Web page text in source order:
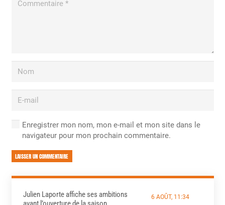
Enregistrer mon nom, mon e-mail et mon site dans le
navigateur pour mon prochain commentaire.
LAISSER UN COMMENTAIRE
Julien Laporte affiche ses ambitions
6 AOÛT, 11:34